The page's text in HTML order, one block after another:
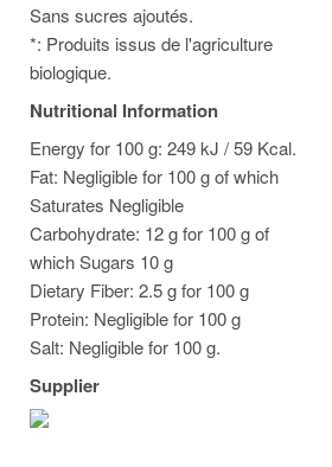
Sans sucres ajoutés.
*: Produits issus de l'agriculture
biologique.
Nutritional Information
Energy for 100 g: 249 kJ / 59 Kcal.
Fat: Negligible for 100 g of which
Saturates Negligible
Carbohydrate: 12 g for 100 g of
which Sugars 10 g
Dietary Fiber: 2.5 g for 100 g
Protein: Negligible for 100 g
Salt: Negligible for 100 g.
Supplier